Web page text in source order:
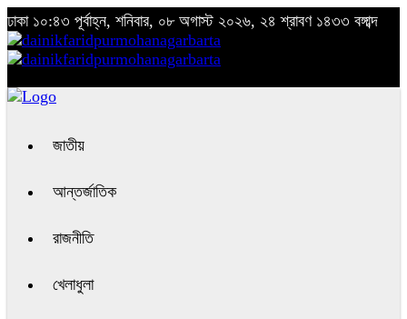
ঢাকা ১০:৪৩ পূর্বাহ্ন, শনিবার, ০৮ অগাস্ট ২০২৬, ২৪ শ্রাবণ ১৪৩৩ বঙ্গাব্দ
জাতীয়
আন্তর্জাতিক
রাজনীতি
খেলাধুলা